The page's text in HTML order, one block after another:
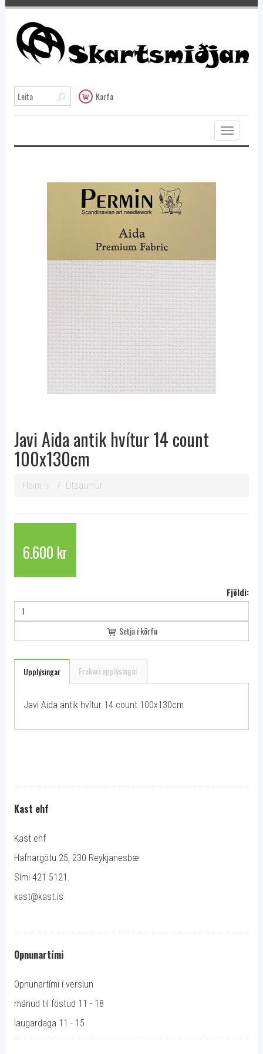
Karfa
Toggle
navigation
Javi Aida antik hvítur 14 count
100x130cm
Heim Útsaumur
6.600 kr
Fjöldi:
Setja í körfu
Upplýsingar Frekari upplýsingar
Javi Aida antik hvítur 14 count 100x130cm
Kast ehf
Kast ehf
Hafnargötu 25, 230 Reykjanesbæ
Sími 421 5121.
kast@kast.is
Opnunartími
Opnunartími í verslun
mánud til föstud 11 - 18
laugardaga 11 - 15